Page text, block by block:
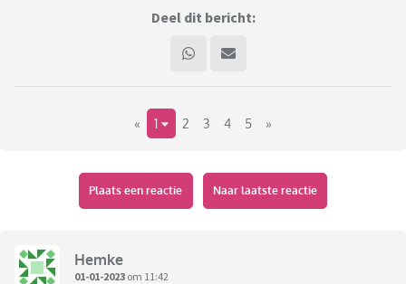
Deel dit bericht:
« 1 2 3 4 5 »
Plaats een reactie Naar laatste reactie
Hemke
01-01-2023 om 11:42